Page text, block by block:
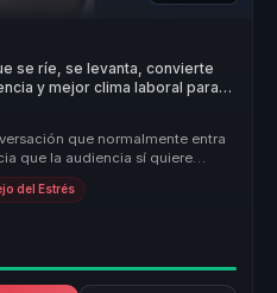
se ríe, se levanta, convierte
y mejor clima laboral para
que normalmente entra
que la audiencia sí quiere
del Estrés